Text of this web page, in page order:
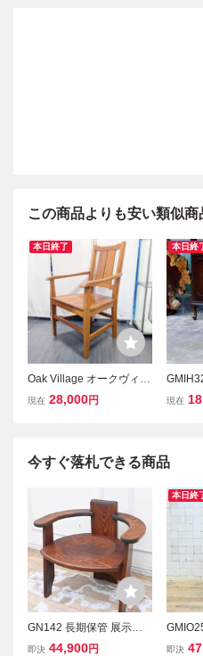
この商品よりも安い類似商
本日終了
Oak Village オークヴィレ
ッジ アームチェア 飛騨高
現在 28,000円
本日終
飛騨家
現在
今すぐ落札できる商品
GN142 長期保管 展示品
超美品 指物家具 日本製
即決 44,900円
本日終
逸品 ダ
即決